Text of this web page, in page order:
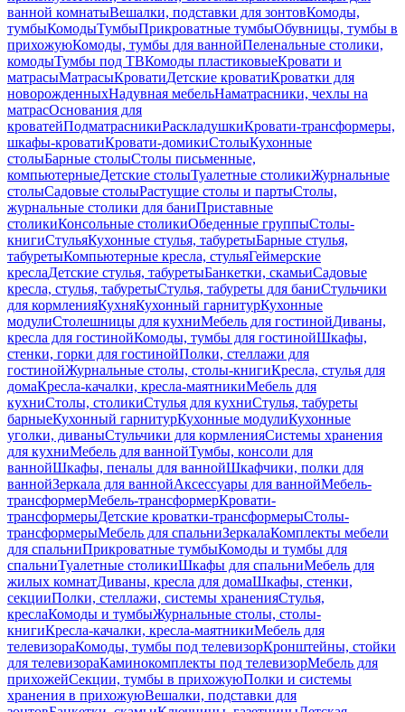
ванной комнатыВешалки, подставки для зонтовКомоды,
тумбыКомодыТумбыПрикроватные тумбыОбувницы, тумбы в
прихожуюКомоды, тумбы для ваннойПеленальные столики,
комодыТумбы под ТВКомоды пластиковыеКровати и
матрасыМатрасыКроватиДетские кроватиКроватки для
новорожденныхНадувная мебельНаматрасники, чехлы на
матрасОснования для
кроватейПодматрасникиРаскладушкиКровати-трансформеры,
шкафы-кроватиКровати-домикиСтолыКухонные
столыБарные столыСтолы письменные,
компьютерныеДетские столыТуалетные столикиЖурнальные
столыСадовые столыРастущие столы и партыСтолы,
журнальные столики для баниПриставные
столикиКонсольные столикиОбеденные группыСтолы-
книгиСтульяКухонные стулья, табуретыБарные стулья,
табуретыКомпьютерные кресла, стульяГеймерские
креслаДетские стулья, табуретыБанкетки, скамьиСадовые
кресла, стулья, табуретыСтулья, табуреты для баниСтульчики
для кормленияКухняКухонный гарнитурКухонные
модулиСтолешницы для кухниМебель для гостинойДиваны,
кресла для гостинойКомоды, тумбы для гостинойШкафы,
стенки, горки для гостинойПолки, стеллажи для
гостинойЖурнальные столы, столы-книгиКресла, стулья для
домаКресла-качалки, кресла-маятникиМебель для
кухниСтолы, столикиСтулья для кухниСтулья, табуреты
барныеКухонный гарнитурКухонные модулиКухонные
уголки, диваныСтульчики для кормленияСистемы хранения
для кухниМебель для ваннойТумбы, консоли для
ваннойШкафы, пеналы для ваннойШкафчики, полки для
ваннойЗеркала для ваннойАксессуары для ваннойМебель-
трансформерМебель-трансформерКровати-
трансформерыДетские кроватки-трансформерыСтолы-
трансформерыМебель для спальниЗеркалаКомплекты мебели
для спальниПрикроватные тумбыКомоды и тумбы для
спальниТуалетные столикиШкафы для спальниМебель для
жилых комнатДиваны, кресла для домаШкафы, стенки,
секцииПолки, стеллажи, системы храненияСтулья,
креслаКомоды и тумбыЖурнальные столы, столы-
книгиКресла-качалки, кресла-маятникиМебель для
телевизораКомоды, тумбы под телевизорКронштейны, стойки
для телевизораКаминокомплекты под телевизорМебель для
прихожейСекции, тумбы в прихожуюПолки и системы
хранения в прихожуюВешалки, подставки для